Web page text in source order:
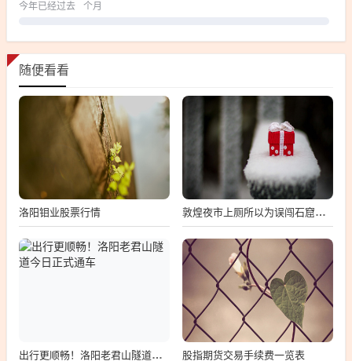
今年已经过去 个月
随便看看
洛阳钼业股票行情 敦煌夜市上厕所以为误闯石窟，敦煌夜市惊现误闯石窟
出行更顺畅！洛阳老君山隧道今日正式通车 股指期货交易手续费一览表